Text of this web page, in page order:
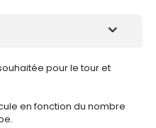
pour le tour et
en fonction du nombre